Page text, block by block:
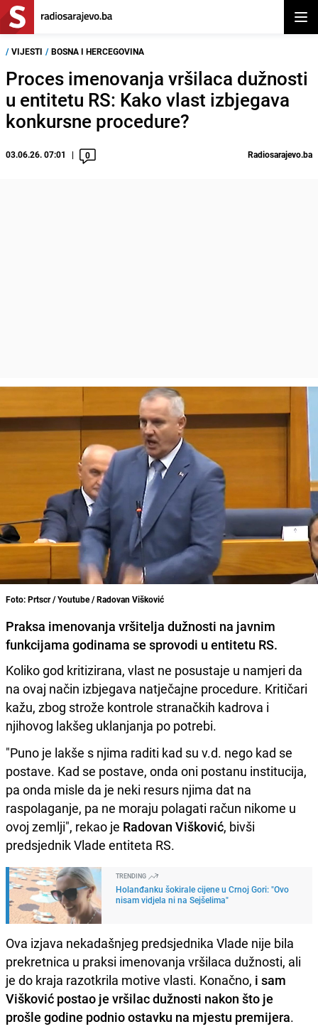
/ VIJESTI / BOSNA I HERCEGOVINA
Proces imenovanja vršilaca dužnosti
u entitetu RS: Kako vlast izbjegava
konkursne procedure?
03.06.26. 07:01 0 Radiosarajevo.ba
Foto: Prtscr / Youtube / Radovan Višković
Praksa imenovanja vršitelja dužnosti na javnim
funkcijama godinama se sprovodi u entitetu RS.
Koliko god kritizirana, vlast ne posustaje u namjeri da
na ovaj način izbjegava natječajne procedure. Kritičari
kažu, zbog strože kontrole stranačkih kadrova i
njihovog lakšeg uklanjanja po potrebi.
"Puno je lakše s njima raditi kad su v.d. nego kad se
postave. Kad se postave, onda oni postanu institucija,
pa onda misle da je neki resurs njima dat na
raspolaganje, pa ne moraju polagati račun nikome u
ovoj zemlji", rekao je Radovan Višković, bivši
predsjednik Vlade entiteta RS.
TRENDING
Holanđanku šokirale cijene u Crnoj Gori: "Ovo
nisam vidjela ni na Sejšelima"
Ova izjava nekadašnjeg predsjednika Vlade nije bila
prekretnica u praksi imenovanja vršilaca dužnosti, ali
je do kraja razotkrila motive vlasti. Konačno, i sam
Višković postao je vršilac dužnosti nakon što je
prošle godine podnio ostavku na mjestu premijera.